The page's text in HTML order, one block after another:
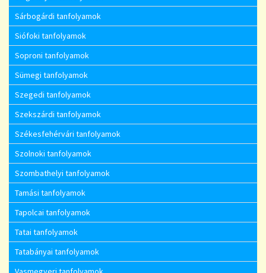
Sárbogárdi tanfolyamok
Siófoki tanfolyamok
Soproni tanfolyamok
Sümegi tanfolyamok
Szegedi tanfolyamok
Szekszárdi tanfolyamok
Székesfehérvári tanfolyamok
Szolnoki tanfolyamok
Szombathelyi tanfolyamok
Tamási tanfolyamok
Tapolcai tanfolyamok
Tatai tanfolyamok
Tatabányai tanfolyamok